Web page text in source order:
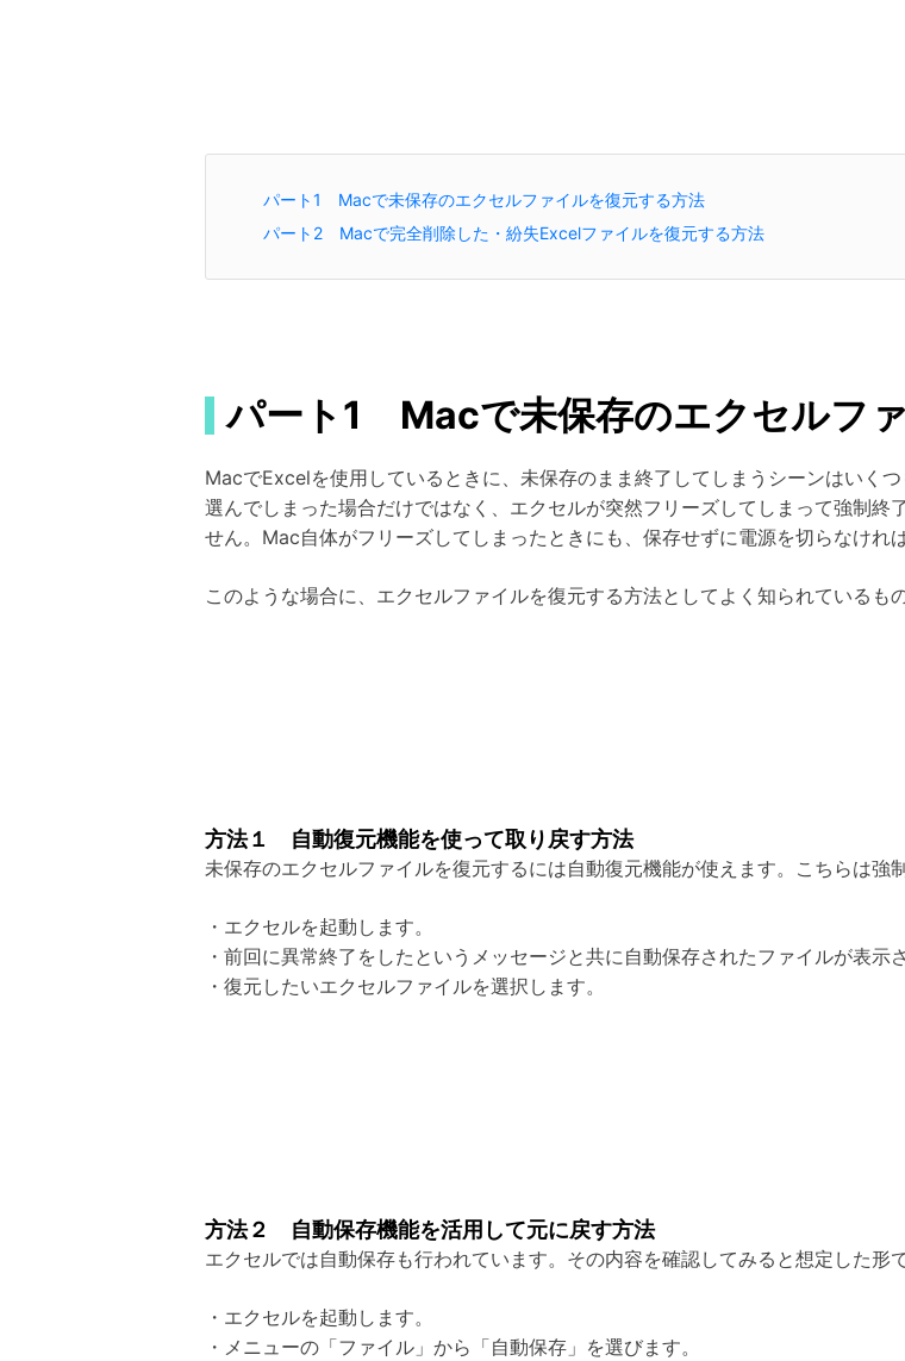
パート1 Macで未保存のエクセルファイルを復元する方法
パート2 Macで完全削除した・紛失Excelファイルを復元する方法
パート1 Macで未保存のエクセルフ
MacでExcelを使用しているときに、未保存のまま終了してしまうシーンはいく
選んでしまった場合だけではなく、エクセルが突然フリーズしてしまって強制終
せん。Mac自体がフリーズしてしまったときにも、保存せずに電源を切らなけれ
このような場合に、エクセルファイルを復元する方法としてよく知られているも
方法１ 自動復元機能を使って取り戻す方法
未保存のエクセルファイルを復元するには自動復元機能が使えます。こちらは強
・エクセルを起動します。
・前回に異常終了をしたというメッセージと共に自動保存されたファイルが表示
・復元したいエクセルファイルを選択します。
方法２ 自動保存機能を活用して元に戻す方法
エクセルでは自動保存も行われています。その内容を確認してみると想定した形
・エクセルを起動します。
・メニューの「ファイル」から「自動保存」を選びます。